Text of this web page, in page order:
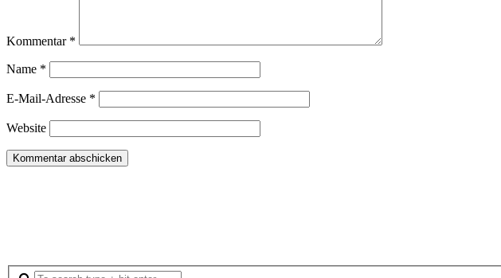
Kommentar *
Name *
E-Mail-Adresse *
Website